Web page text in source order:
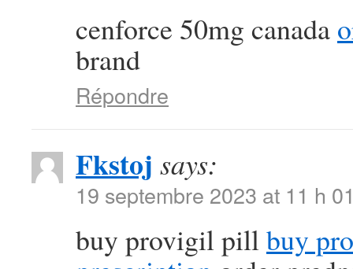
cenforce 50mg canada
brand
Répondre
Fkstoj says:
19 septembre 2023 at 11 h
buy provigil pillbuy